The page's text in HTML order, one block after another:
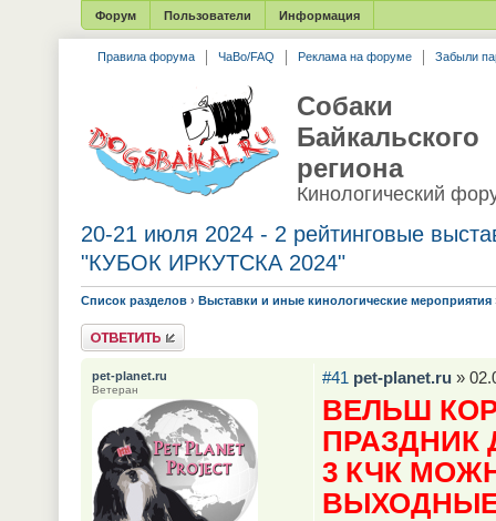
Форум Пользователи Информация
Правила форума ЧаВо/FAQ Реклама на форуме Забыли
Собаки
Байкальского
региона
Кинологический
20-21 июля 2024 - 2 рейтинговые
"КУБОК ИРКУТСКА 2024"
Список разделов › Выставки и иные кинологические мероприятия
Ответить
#41 pet-planet.ru »
ВЕЛЬШ
ПРАЗДНИК
3 КЧК
pet-planet.ru
Ветеран